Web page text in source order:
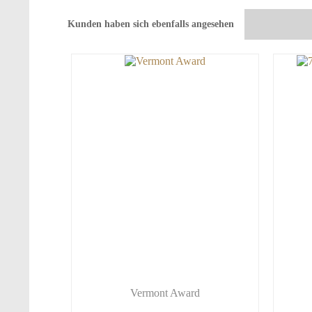
Kunden haben sich ebenfalls angesehen
Vermont Award